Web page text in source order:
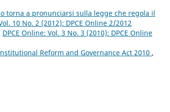
torna a pronunciarsi sulla legge che regola il
10 No. 2 (2012): DPCE Online 2/2012
DPCE Online: Vol. 3 No. 3 (2010): DPCE Online
Reform and Governance Act 2010 ,